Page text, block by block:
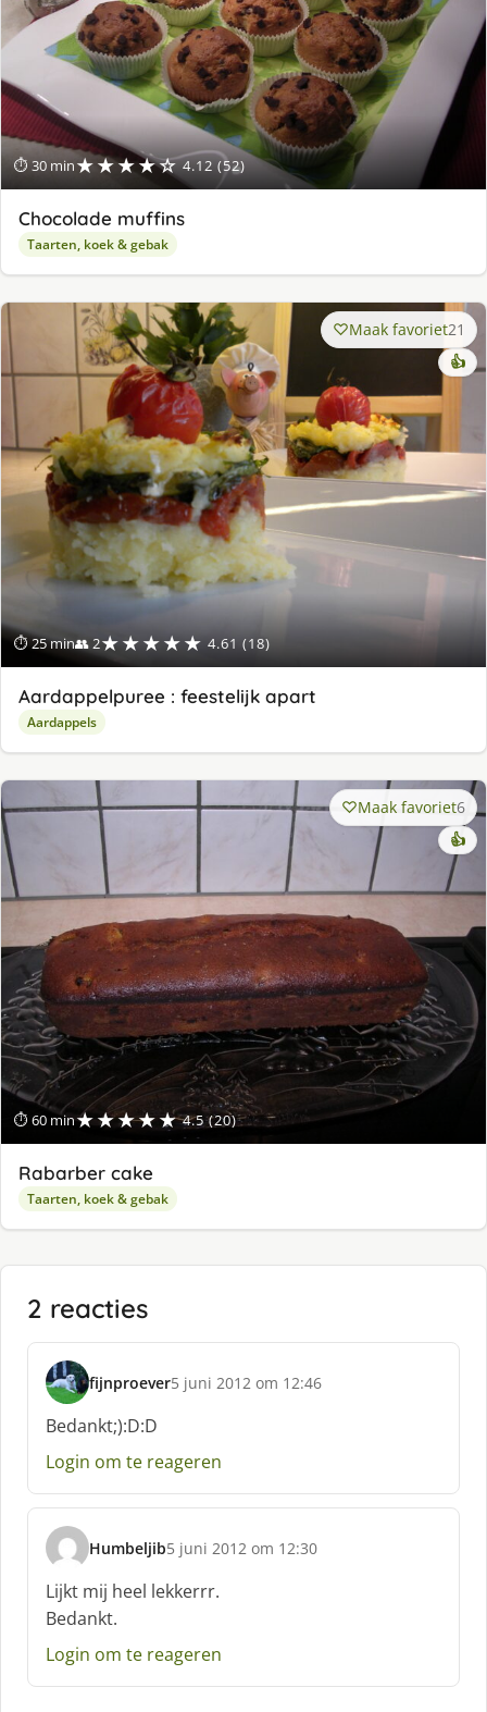
⏱ 30 min★★★★☆ 4.12 (52)
Chocolade muffins
Taarten, koek & gebak
⏱ 25 min👥 2★★★★★ 4.61 (18)
Maak favoriet21
👍
Aardappelpuree : feestelijk apart
Aardappels
⏱ 60 min★★★★★ 4.5 (20)
Maak favoriet6
👍
Rabarber cake
Taarten, koek & gebak
2 reacties
fijnproever
s
c
h
r
e
f
:
5 juni 2012 om 12:46
Bedankt;):D:D
Login om te reageren
Humbeljib
s
c
h
r
e
5 juni 2012 om 12:30
Lijkt mij heel lekkerrr.
Bedankt.
Login om te reageren